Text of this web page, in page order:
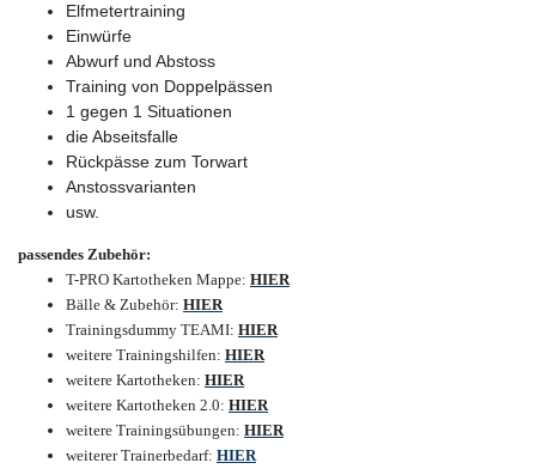
Elfmetertraining
Einwürfe
Abwurf und Abstoss
Training von Doppelpässen
1 gegen 1 Situationen
die Abseitsfalle
Rückpässe zum Torwart
Anstossvarianten
usw.
passendes Zubehör:
T-PRO Kartotheken Mappe: HIER
Bälle & Zubehör: HIER
Trainingsdummy TEAMI: HIER
weitere Trainingshilfen: HIER
weitere Kartotheken: HIER
weitere Kartotheken 2.0: HIER
weitere Trainingsübungen: HIER
weiterer Trainerbedarf: HIER